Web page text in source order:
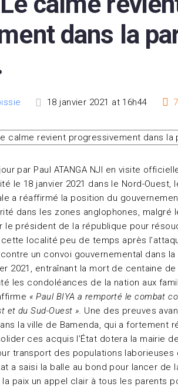
dans la
18 janvier 2021 at 16h44
par Paul ATANGA NJI en visite
le 18 janvier 2021 dans le Nord-Ouest,
a réaffirmé la position du
dans les zones anglophones, malgré
le président de la république pour
cette localité peu de temps après
un convoi gouvernemental dans
2021, entraînant la mort de centaine
les condoléances de la nation aux
« Paul BIYA a remporté le combat
et du Sud-Ouest ». Une des preuves
la ville de Bamenda, qui a fortement
ces acquis l’État dotera la mairie
transport des populations laborieuses
a saisi la balle au bond pour lancer de
paix un appel clair à tous les parents